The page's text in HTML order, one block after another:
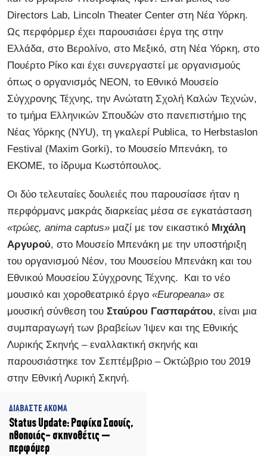
Directors Lab, Lincoln Theater Center στη Νέα Υόρκη.
Ως περφόρμερ έχει παρουσιάσει έργα της στην
Ελλάδα, στο Βερολίνο, στο Μεξικό, στη Νέα Υόρκη, στο
Πουέρτο Ρίκο και έχει συνεργαστεί με οργανισμούς
όπως ο οργανισμός ΝΕΟΝ, το Εθνικό Μουσείο
Σύγχρονης Τέχνης, την Ανώτατη Σχολή Καλών Τεχνών,
το τμήμα Ελληνικών Σπουδών στο πανεπιστήμιο της
Νέας Υόρκης (NYU), τη γκαλερί Publica, το Herbstaslon
Festival (Maxim Gorki), το Μουσείο Μπενάκη, το
ΕΚΟΜΕ, το ίδρυμα Κωστόπουλος.
Οι δύο τελευταίες δουλειές που παρουσίασε ήταν η
περφόρμανς μακράς διαρκείας μέσα σε εγκατάσταση
«τρώες, anima captus» μαζί με τον εικαστικό Μιχάλη
Αργυρού, στο Μουσείο Μπενάκη με την υποστήριξη
του οργανισμού Νέον, του Μουσείου Μπενάκη και του
Εθνικού Μουσείου Σύγχρονης Τέχνης. Και το νέο
μουσικό και χοροθεατρικό έργο «Europeana» σε
μουσική σύνθεση του Σταύρου Γασπαράτου, είναι μια
συμπαραγωγή των βραβείων Ίψεν και της Εθνικής
Λυρικής Σκηνής – εναλλακτική σκηνής και
παρουσιάστηκε τον Σεπτέμβριο – Οκτώβριο του 2019
στην Εθνική Λυρική Σκηνή.
ΔΙΑΒΑΣΤΕ ΑΚΟΜΑ
Status Update: Ραφίκα Σαουίς,
ηθοποιός- σκηνοθέτις –
περφόμερ